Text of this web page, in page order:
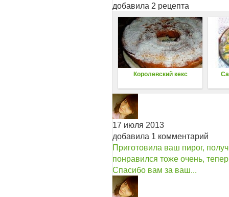
добавила 2 рецепта
Королевский кекс
17 июля 2013
добавила 1 комментарий
Приготовила ваш пирог,
понравился тоже очень,
Спасибо вам за ваш...